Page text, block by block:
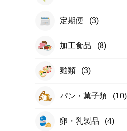
定期便 (3)
加工食品 (8)
麺類 (3)
パン・菓子類 (10)
卵・乳製品 (4)